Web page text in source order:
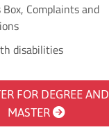
Complaints and
disabilities
FOR DEGREE AND
MASTER